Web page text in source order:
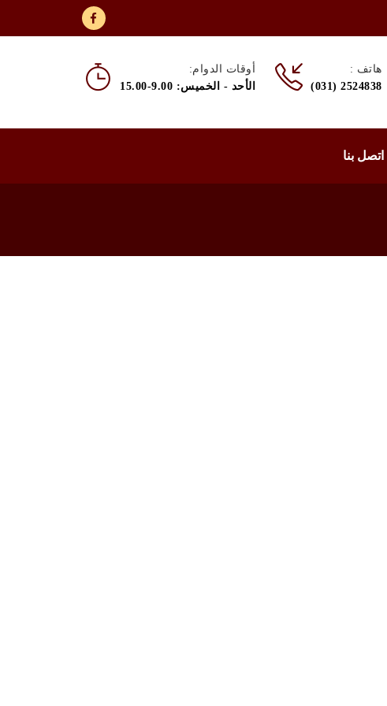
أوقات الدوام:
الأحد - الخميس: 9.00-15.00
هاتف :
(031) 2524838
اتصل بنا